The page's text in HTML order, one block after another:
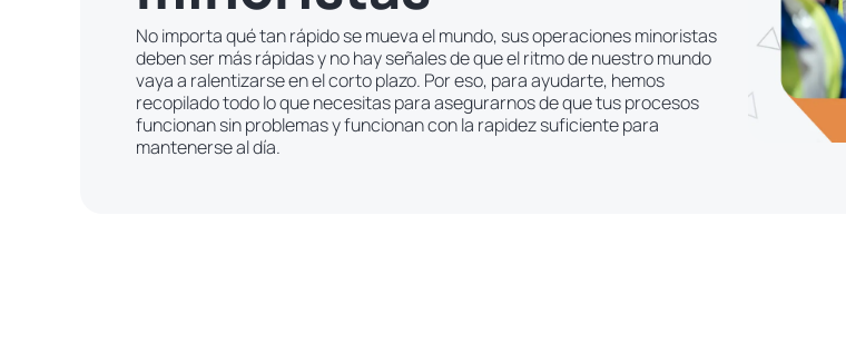
No importa qué tan rápido se mueva el mundo, sus operaciones minoristas
deben ser más rápidas y no hay señales de que el ritmo de nuestro mundo
vaya a ralentizarse en el corto plazo. Por eso, para ayudarte, hemos
recopilado todo lo que necesitas para asegurarnos de que tus procesos
funcionan sin problemas y funcionan con la rapidez suficiente para
mantenerse al día.